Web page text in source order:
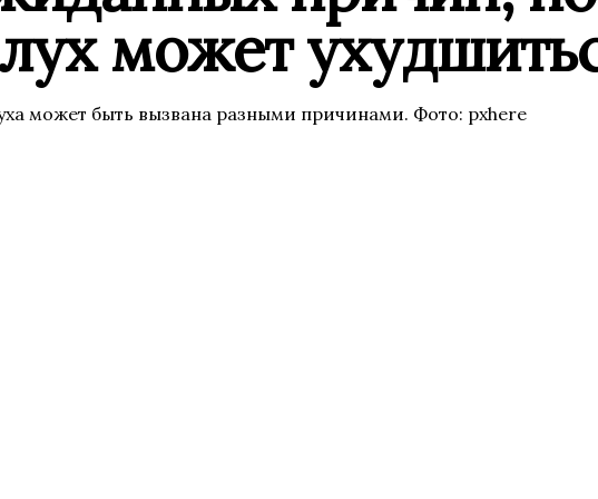
может